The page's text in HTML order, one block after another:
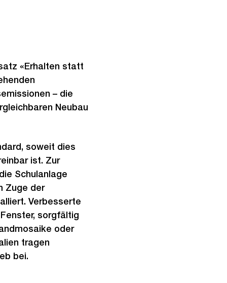
«Erhalten statt
– die
Neubau
soweit dies
ist. Zur
Schulanlage
Zuge der
Verbesserte
sorgfältig
oder
tragen
bei.